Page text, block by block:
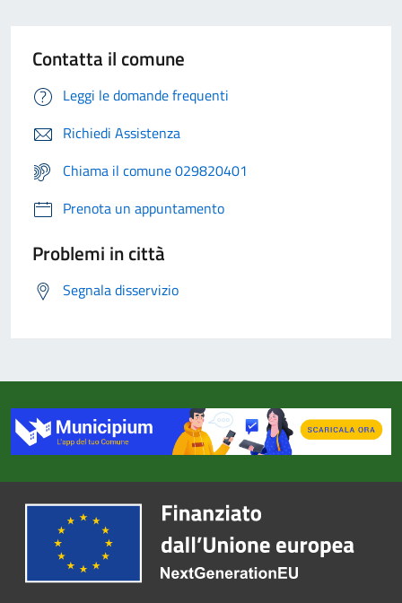
Contatta il comune
Leggi le domande frequenti
Richiedi Assistenza
Chiama il comune 029820401
Prenota un appuntamento
Problemi in città
Segnala disservizio